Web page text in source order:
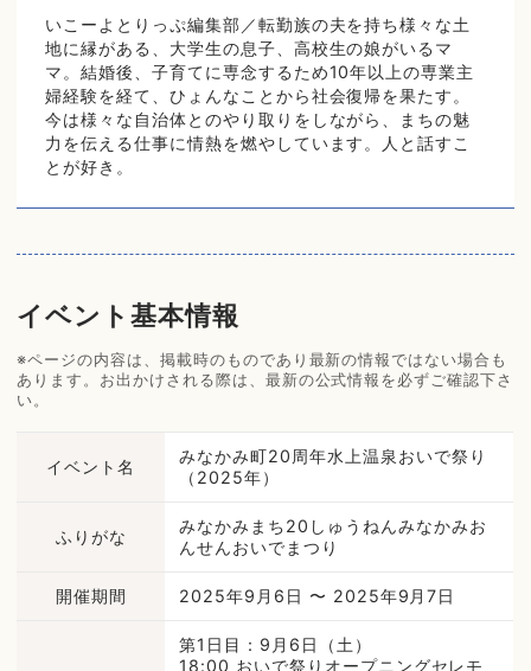
いこーよとりっぷ編集部／転勤族の夫を持ち様々な土
地に縁がある、大学生の息子、高校生の娘がいるマ
マ。結婚後、子育てに専念するため10年以上の専業主
婦経験を経て、ひょんなことから社会復帰を果たす。
今は様々な自治体とのやり取りをしながら、まちの魅
力を伝える仕事に情熱を燃やしています。人と話すこ
とが好き。
イベント基本情報
※ページの内容は、掲載時のものであり最新の情報ではない場合も
あります。お出かけされる際は、最新の公式情報を必ずご確認下さ
い。
イベント名
みなかみ町20周年水上温泉おいで祭り
（2025年）
ふりがな
みなかみまち20しゅうねんみなかみお
んせんおいでまつり
開催期間 2025年9月6日 〜 2025年9月7日
第1日目：9月6日（土）
18:00 おいで祭りオープニングセレモ